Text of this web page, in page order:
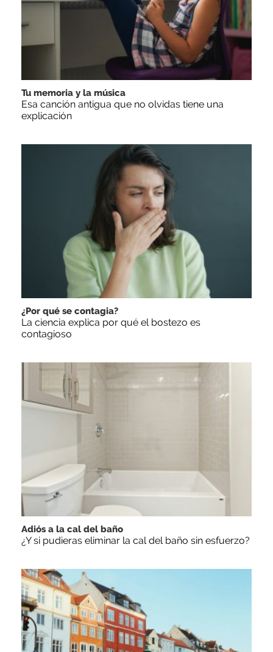
Tu memoria y la música
Esa canción antigua que no olvidas tiene una
explicación
¿Por qué se contagia?
La ciencia explica por qué el bostezo es
contagioso
Adiós a la cal del baño
¿Y si pudieras eliminar la cal del baño sin esfuerzo?